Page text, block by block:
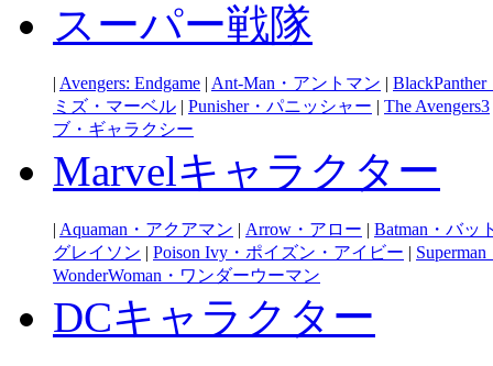
スーパー戦隊
| Avengers: Endgame | Ant-Man・アントマン |
ミズ・マーベル | Punisher・パニッシャー | The Avengers3
ブ・ギャラクシー
Marvelキャラクター
| Aquaman・アクアマン | Arrow・アロー | Batman・バッ
グレイソン | Poison Ivy・ポイズン・アイビー |
WonderWoman・ワンダーウーマン
DCキャラクター